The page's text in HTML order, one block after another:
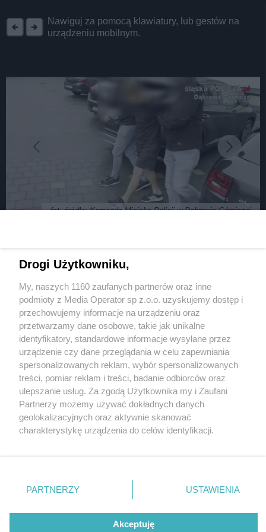
Nawiguj za pomocą klawiatury, lub gestów na
urządzeniu mobilnym.
fot: źródło: Komenda Miejska Policji w Dąbrowie Górniczej
pięściami i kijem bejsbolowym. Wbrew
spekulacjom – zrobili to Polacy. VIDEO
6 / 9
Dąbrowa Górnicza.
Zatrzymanie trzech
podejrzanych o udział w
brutalnym rozboju. 3
września 2025.
Wydawca mediów lokalnych
Nie zapomnij
zapoznać się z:
polityką prywatności
Twojemiasto
Piekary Śląskie
Chorzów
Tarnowskie Góry
Gliwice
Skontakuj sięz nami
Kontakt
Redakcja
Newsletter
Drogi Użytkowniku,
My, naszych 1160 zaufanych partnerów oraz inne
podmioty z Media Operator sp z.o.o. uzyskujemy dostęp i
przechowujemy informacje na urządzeniu oraz
przetwarzamy dane osobowe, takie jak unikalne
identyfikatory, standardowe informacje wysyłane przez
urządzenie czy dane przeglądania w celu zapewniania
spersonalizowanych reklam, wybór spersonalizowanych
treści, pomiar reklam i treści, badanie odbiorców oraz
ulepszanie usług. Za zgodą Użytkownika my i Zaufani
Partnerzy możemy używać dokładnych danych
geolokalizacyjnych oraz aktywnie skanować
charakterystykę urządzenia do celów identyfikacji.
zmienić/wycofać klikając przycisk ustawień prywatności
znajdujący się w lewym dolnym rogu strony
rodzaje przetwarzania danych nie wymagają zgody
użytkownika, ale masz prawo sprzeciwić się takiemu
PARTNERZY USTAWIENIA
Akceptuję